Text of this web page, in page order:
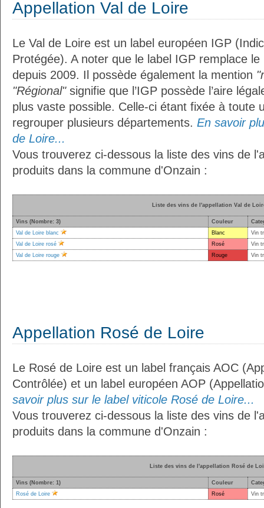
Appellation Val de Loire
Le Val de Loire est un label européen IGP
Protégée). A noter que le label IGP remplace
depuis 2009. Il possède également la mention
"Régional"signifie que l’IGP possède l’aire
plus vaste possible. Celle-ci étant fixée à toute
regrouper plusieurs départements. En savoir
de Loire...
Vous trouverez ci-dessous la liste des vins de
produits dans la commune d'Onzain :
Liste des vins de l'appellation Val de
Vins (Nombre: 3) Couleur
Val de Loire blanc
Blanc
Vin
Val de Loire rosé
Rosé
Vin
Val de Loire rouge
Rouge Vin
Appellation Rosé de Loire
Le Rosé de Loire est un label français AOC
Contrôlée) et un label européen AOP
savoir plus sur le label viticole Rosé de Loire...
Vous trouverez ci-dessous la liste des vins de
produits dans la commune d'Onzain :
Liste des vins de l'appellation Rosé de
Vins (Nombre: 1) Couleur
Rosé de Loire
Rosé Vin